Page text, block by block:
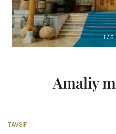
1/5
Amaliy
TAVSIF